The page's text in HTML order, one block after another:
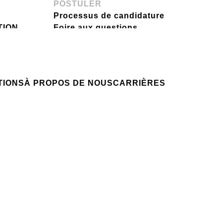
À PROPOS DE NOUSCARRIÈRES
POSTULER
Processus de candidature
Foire aux questions